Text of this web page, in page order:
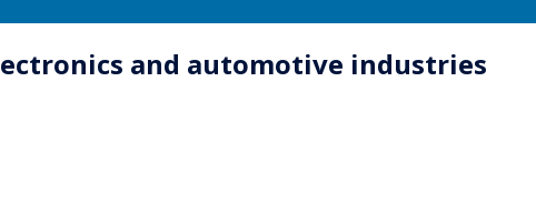
and automotive industries